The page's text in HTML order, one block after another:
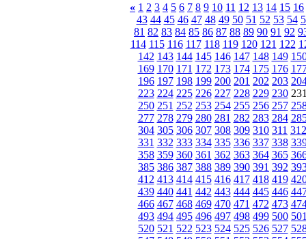
« 1 2 3 4 5 6 7 8 9 10 11 12 13 14 15 16
43 44 45 46 47 48 49 50 51 52 53 54
81 82 83 84 85 86 87 88 89 90 91 92
114 115 116 117 118 119 120 121 122
142 143 144 145 146 147 148 149
169 170 171 172 173 174 175 176
196 197 198 199 200 201 202 203
223 224 225 226 227 228 229 230
250 251 252 253 254 255 256 257
277 278 279 280 281 282 283 284
304 305 306 307 308 309 310 311 312
331 332 333 334 335 336 337 338
358 359 360 361 362 363 364 365
385 386 387 388 389 390 391 392
412 413 414 415 416 417 418 419
439 440 441 442 443 444 445 446
466 467 468 469 470 471 472 473
493 494 495 496 497 498 499 500
520 521 522 523 524 525 526 527